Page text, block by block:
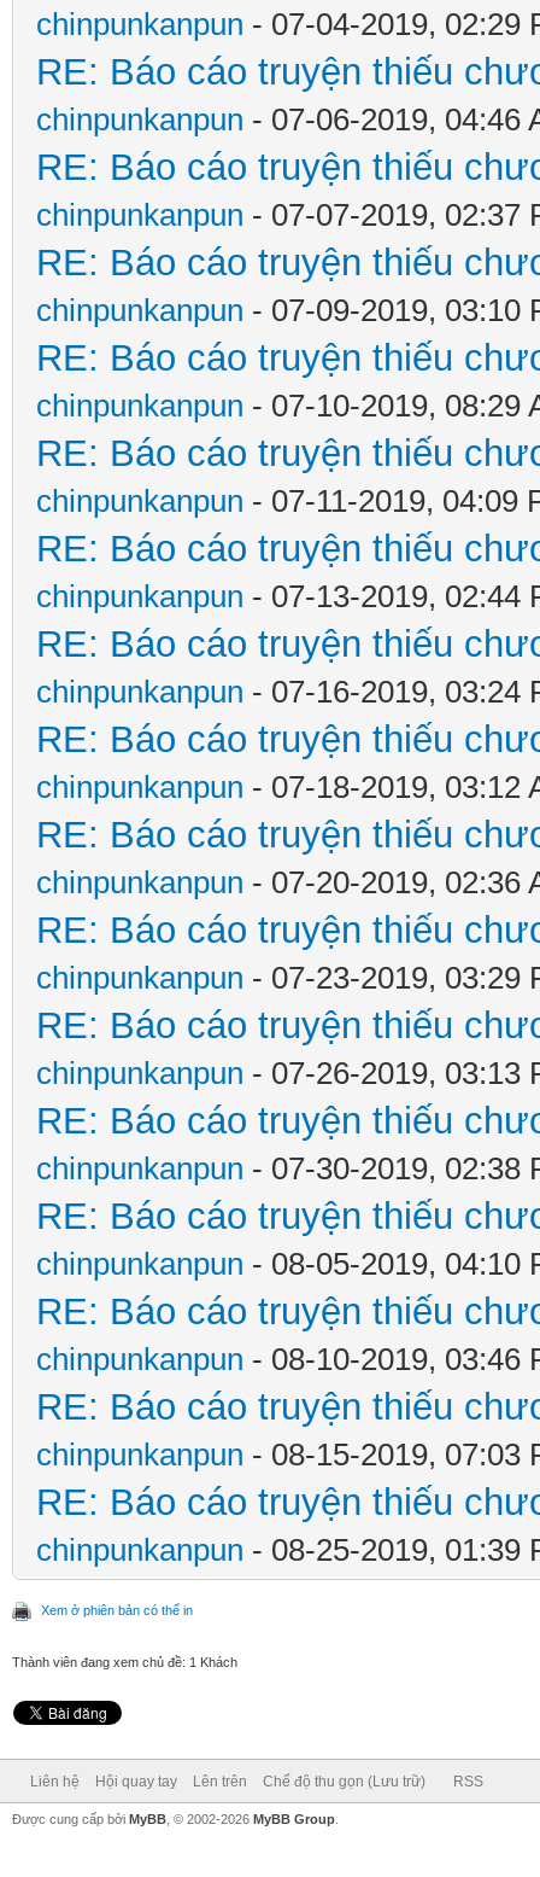
chinpunkanpun - 07-04-2019, 02:29
RE: Báo cáo truyện thiếu
chinpunkanpun - 07-06-2019, 04:46
RE: Báo cáo truyện thiếu
chinpunkanpun - 07-07-2019, 02:37
RE: Báo cáo truyện thiếu
chinpunkanpun - 07-09-2019, 03:10
RE: Báo cáo truyện thiếu
chinpunkanpun - 07-10-2019, 08:29
RE: Báo cáo truyện thiếu
chinpunkanpun - 07-11-2019, 04:09
RE: Báo cáo truyện thiếu
chinpunkanpun - 07-13-2019, 02:44
RE: Báo cáo truyện thiếu
chinpunkanpun - 07-16-2019, 03:24
RE: Báo cáo truyện thiếu
chinpunkanpun - 07-18-2019, 03:12
RE: Báo cáo truyện thiếu
chinpunkanpun - 07-20-2019, 02:36
RE: Báo cáo truyện thiếu
chinpunkanpun - 07-23-2019, 03:29
RE: Báo cáo truyện thiếu
chinpunkanpun - 07-26-2019, 03:13
RE: Báo cáo truyện thiếu
chinpunkanpun - 07-30-2019, 02:38
RE: Báo cáo truyện thiếu
chinpunkanpun - 08-05-2019, 04:10
RE: Báo cáo truyện thiếu
chinpunkanpun - 08-10-2019, 03:46
RE: Báo cáo truyện thiếu
chinpunkanpun - 08-15-2019, 07:03
RE: Báo cáo truyện thiếu
chinpunkanpun - 08-25-2019, 01:39
Xem ở phiên bản có thể in
Thành viên đang xem chủ đề: 1 Khách
Liên hệ Hội quay tay Lên trên Chế độ thu gọn (Lưu trữ) RSS
Được cung cấp bởi MyBB , © 2002-2026 MyBB Group